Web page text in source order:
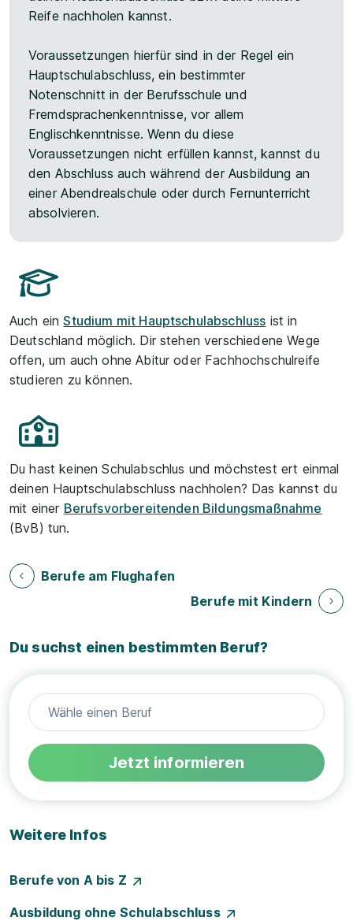
Reife nachholen kannst.
Voraussetzungen hierfür sind in der Regel ein
Hauptschulabschluss, ein bestimmter
Notenschnitt in der Berufsschule und
Fremdsprachenkenntnisse, vor allem
Englischkenntnisse. Wenn du diese
Voraussetzungen nicht erfüllen kannst, kannst du
den Abschluss auch während der Ausbildung an
einer Abendrealschule oder durch Fernunterricht
absolvieren.
Auch einStudium mit Hauptschulabschluss ist in
Deutschland möglich. Dir stehen verschiedene Wege
offen, um auch ohne Abitur oder Fachhochschulreife
studieren zu können.
Du hast keinen Schulabschlus und möchstest ert einmal
deinen Hauptschulabschluss nachholen? Das kannst du
mit einer Berufsvorbereitenden Bildungsmaßnahme
(BvB) tun.
Berufe am Flughafen
Berufe mit Kindern
Du suchst einen bestimmten Beruf?
Jetzt informieren
Weitere Infos
Berufe von A bis Z
Ausbildung ohne Schulabschluss